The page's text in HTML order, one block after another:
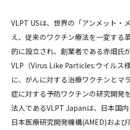
VLPT USは、世界の「アンメット・
え、従来のワクチン療法を一変する
的に設立され、創業者である赤畑氏
VLP（Virus Like Particles:ウイルス
に、がんに対する治療ワクチンとマ
症に対する予防ワクチンの研究開発
法人であるVLPT Japanは、日本国
日本医療研究開発機構(AMED)および